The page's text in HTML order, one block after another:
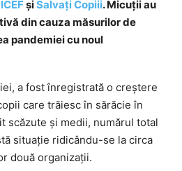
șiSalvați Copiii. Micuții au
din cauza măsurilor de
pandemiei cu noul
a fost înregistrată o creştere
care trăiesc în sărăcie în
scăzute şi medii, numărul total
situaţie ridicându-se la circa
două organizaţii.